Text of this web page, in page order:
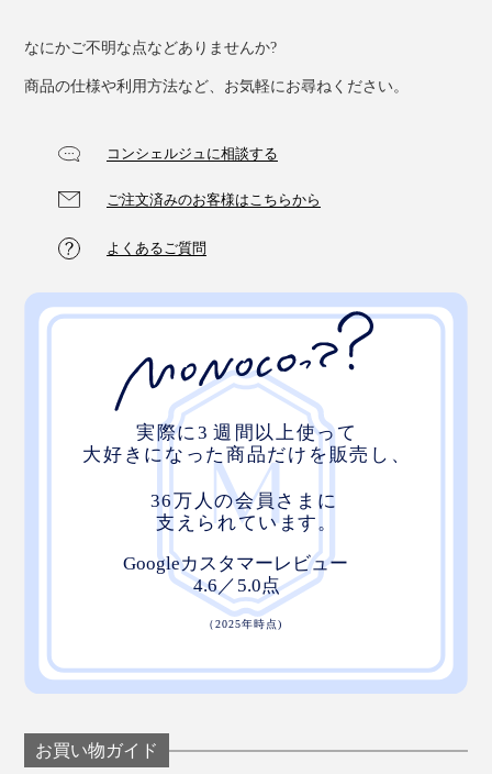
なにかご不明な点などありませんか?
商品の仕様や利用方法など、お気軽にお尋ねください。
コンシェルジュに相談する
ご注文済みのお客様はこちらから
よくあるご質問
お買い物ガイド